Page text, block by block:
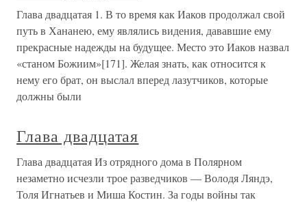
Глава двадцатая 1. В то время как Иаков продолжал свой
путь в Хананею, ему являлись видения, дававшие ему
прекрасные надежды на будущее. Место это Иаков назвал
«станом Божиим»[171]. Желая знать, как относится к
нему его брат, он выслал вперед лазутчиков, которые
должны были
Глава двадцатая
Глава двадцатая Из отрядного дома в Полярном
незаметно исчезли трое разведчиков — Володя Ляндэ,
Толя Игнатьев и Миша Костин. За годы войны так